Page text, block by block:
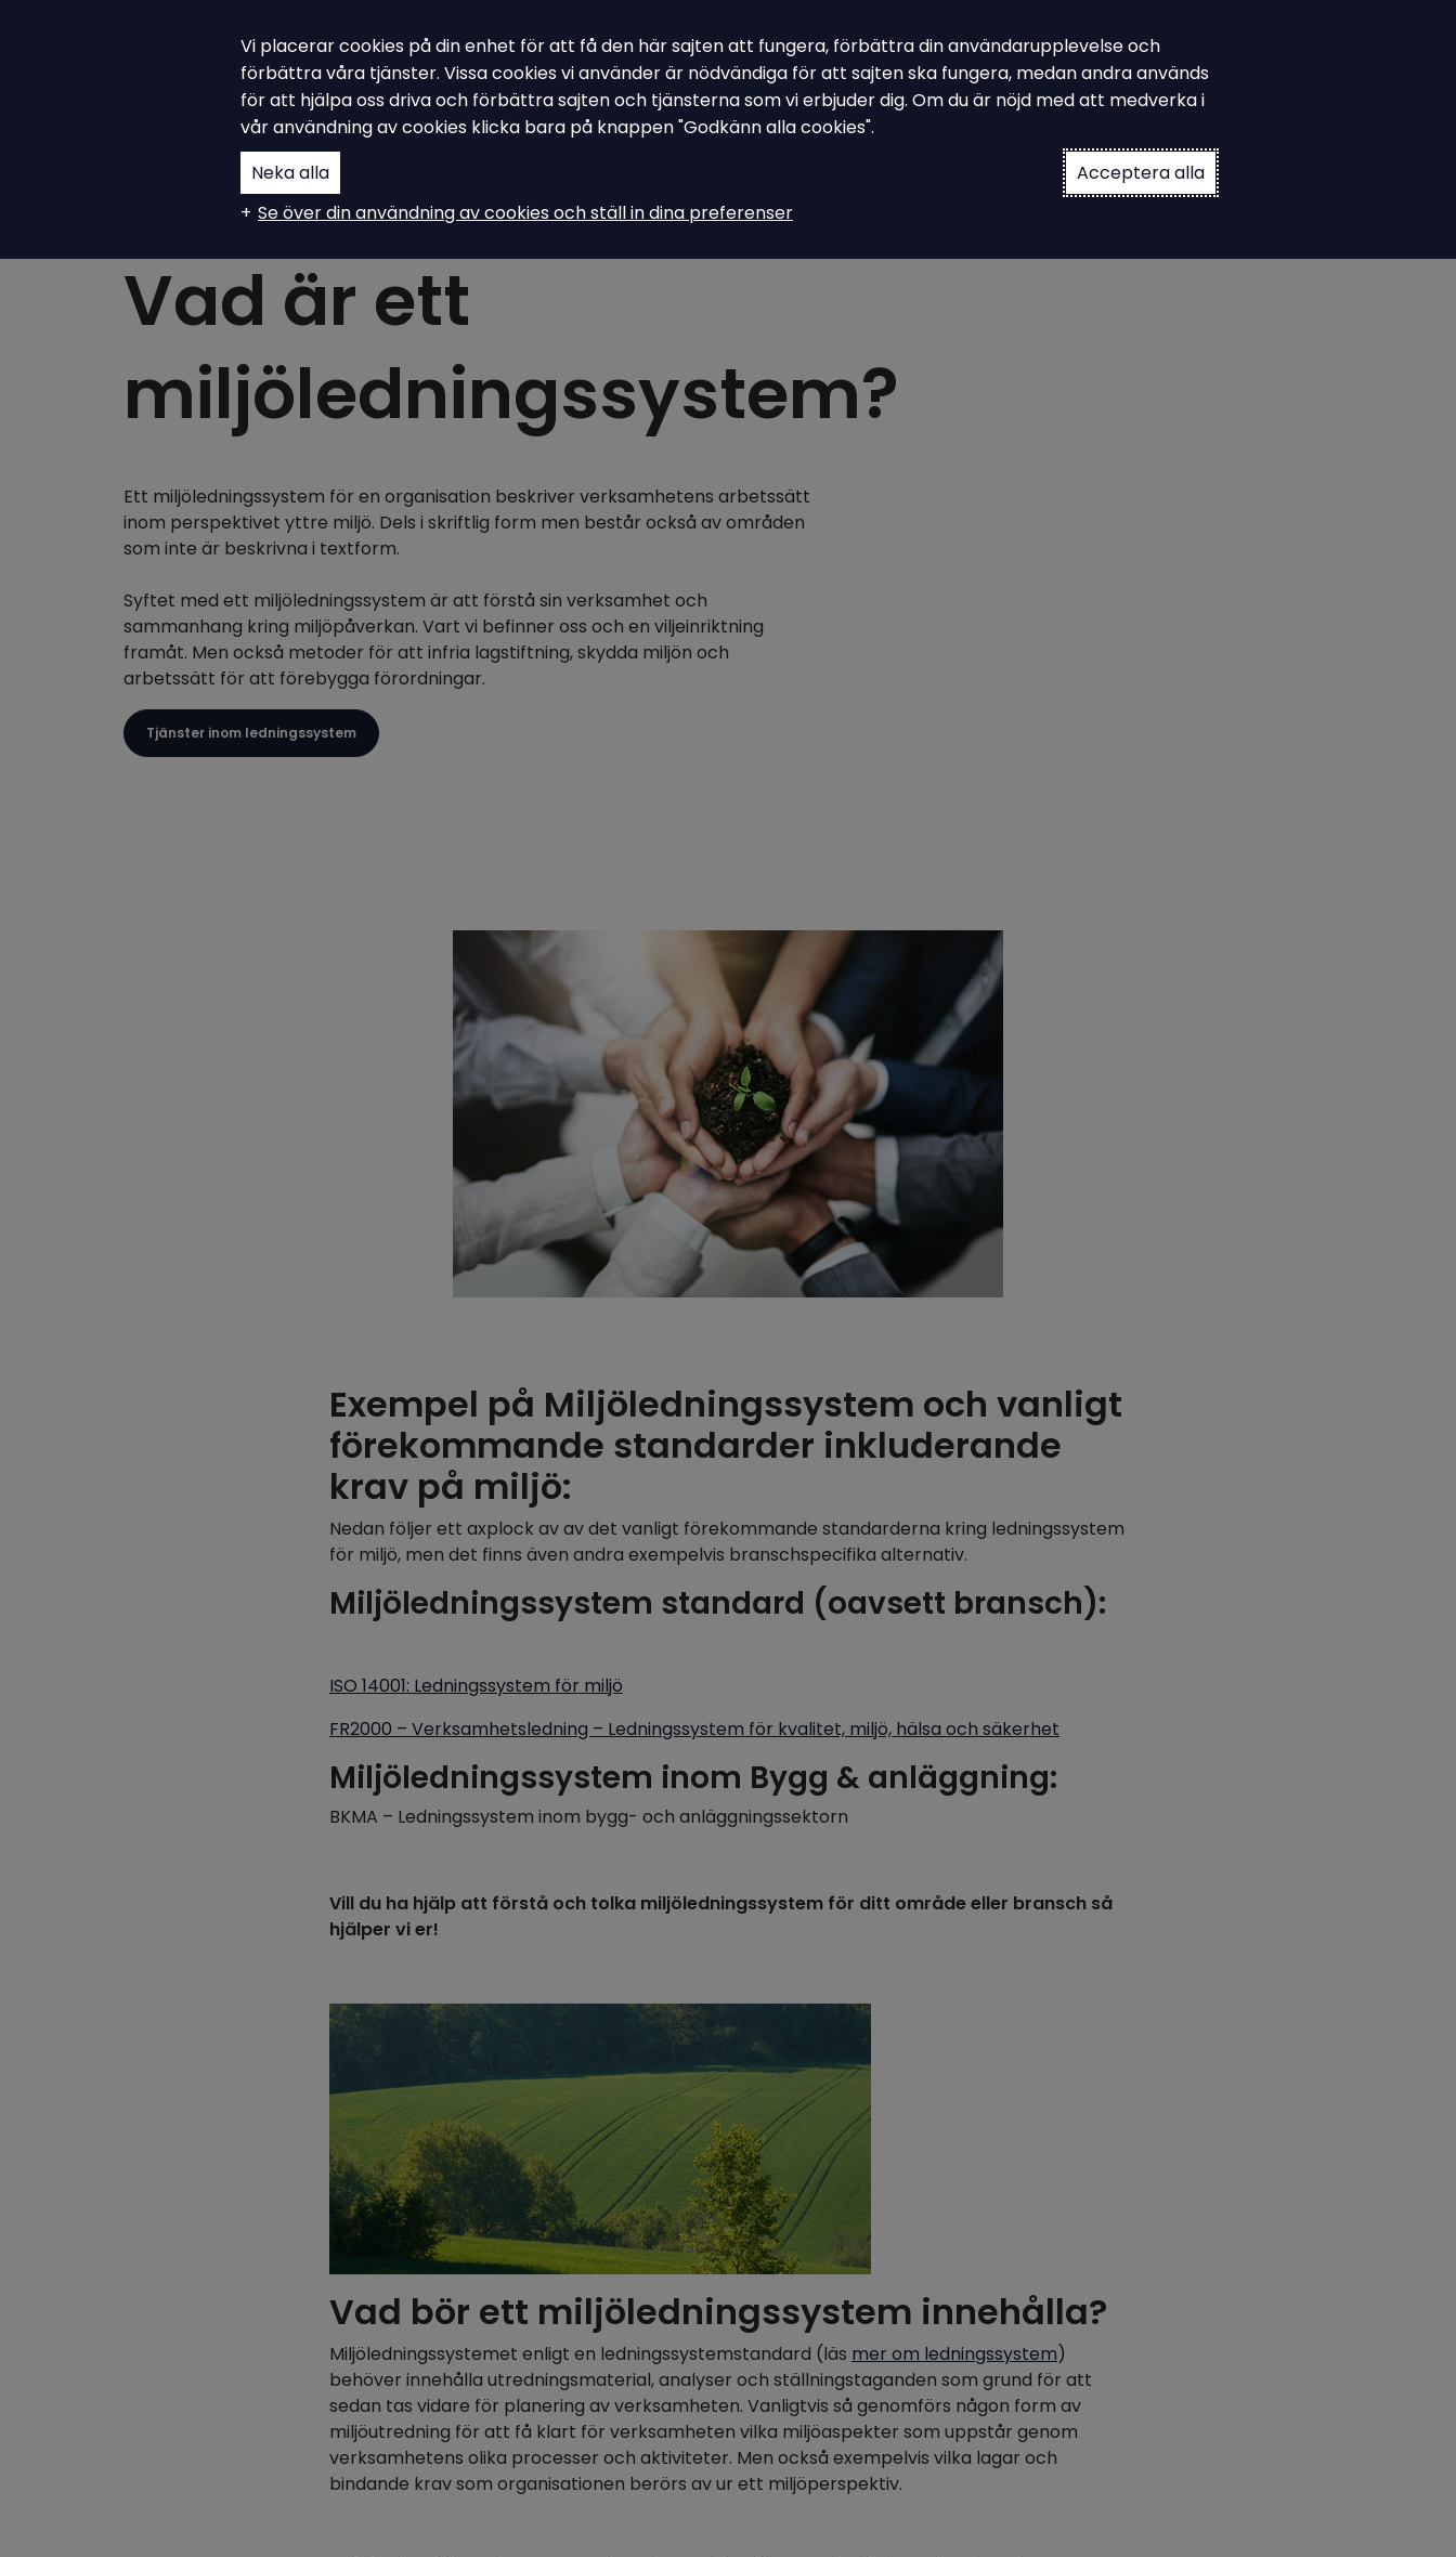
Ampiro Academy Våra tjänster Toggle Dropdown
Om Ampiro Toggle Dropdown
Miljöledningssystem
Vad är ett
miljöledningssystem?
Ett miljöledningssystem för en organisation beskriver verksamhetens arbetssätt
inom perspektivet yttre miljö. Dels i skriftlig form men består också av områden
som inte är beskrivna i textform.
Syftet med ett miljöledningssystem är att förstå sin verksamhet och
sammanhang kring miljöpåverkan. Vart vi befinner oss och en viljeinriktning
framåt. Men också metoder för att infria lagstiftning, skydda miljön och
arbetssätt för att förebygga förordningar.
Tjänster inom ledningssystem
Exempel på Miljöledningssystem och vanligt
förekommande standarder inkluderande
krav på miljö:
Nedan följer ett axplock av av det vanligt förekommande standarderna kring ledningssystem
för miljö, men det finns även andra exempelvis branschspecifika alternativ.
Miljöledningssystem standard (oavsett bransch):
ISO 14001: Ledningssystem för miljö
FR2000 – Verksamhetsledning – Ledningssystem för kvalitet, miljö, hälsa och säkerhet
Miljöledningssystem inom Bygg & anläggning:
BKMA – Ledningssystem inom bygg- och anläggningssektorn
Vill du ha hjälp att förstå och tolka miljöledningssystem för ditt område eller bransch så
hjälper vi er!
Vad bör ett miljöledningssystem innehålla?
Miljöledningssystemet enligt en ledningssystemstandard (läs mer om ledningssystem)
behöver innehålla utredningsmaterial, analyser och ställningstaganden som grund för att
sedan tas vidare för planering av verksamheten. Vanligtvis så genomförs någon form av
miljöutredning för att få klart för verksamheten vilka miljöaspekter som uppstår genom
verksamhetens olika processer och aktiviteter. Men också exempelvis vilka lagar och
bindande krav som organisationen berörs av ur ett miljöperspektiv.
Vi placerar cookies på din enhet för att få den här sajten att fungera, förbättra din användarupplevelse och
förbättra våra tjänster. Vissa cookies vi använder är nödvändiga för att sajten ska fungera, medan andra används
för att hjälpa oss driva och förbättra sajten och tjänsterna som vi erbjuder dig. Om du är nöjd med att medverka i
vår användning av cookies klicka bara på knappen "Godkänn alla cookies".
Acceptera alla
Neka alla
Se över din användning av cookies och ställ in dina preferenser